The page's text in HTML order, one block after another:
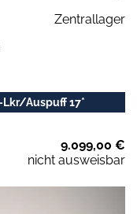
Zentrallager
Lkr/Auspuff 17*
9.099,00 €
nicht ausweisbar